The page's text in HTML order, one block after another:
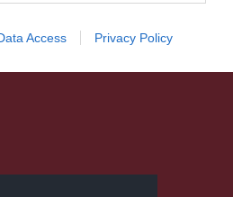
Access Privacy Policy